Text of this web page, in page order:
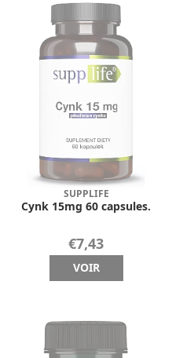
SUPPLIFE
Cynk 15mg 60 capsules.
€7,43
VOIR